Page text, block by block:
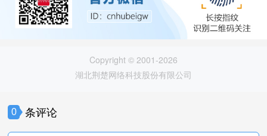
Copyright © 2001-2026
湖北荆楚网络科技股份有限公司
0 条评论